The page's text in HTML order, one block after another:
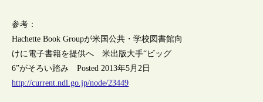
参考：
Hachette Book Groupが米国公共・学校図書館向
けに電子書籍を提供へ 米出版大手“ビッグ
6”がそろい踏み Posted 2013年5月2日
http://current.ndl.go.jp/node/23449